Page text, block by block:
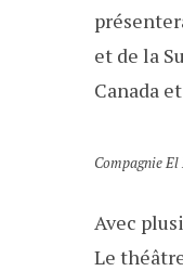
et de la
Canada
Compagnie
Avec
Le